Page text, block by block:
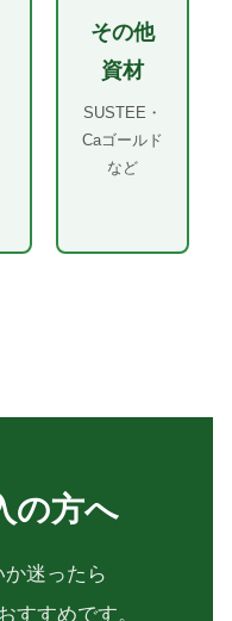
その他
資材
SUSTEE・
Caゴールド
など
の方へ
迷ったら
すすめです。